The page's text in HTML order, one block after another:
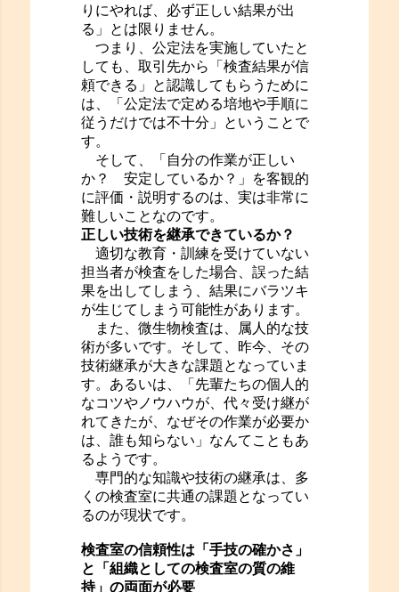
りにやれば、必ず正しい結果が出
る」とは限りません。
つまり、公定法を実施していたと
しても、取引先から「検査結果が信
頼できる」と認識してもらうために
は、「公定法で定める培地や手順に
従うだけでは不十分」ということで
す。
そして、「自分の作業が正しい
か？ 安定しているか？」を客観的
に評価・説明するのは、実は非常に
難しいことなのです。
正しい技術を継承できているか？
適切な教育・訓練を受けていない
担当者が検査をした場合、誤った結
果を出してしまう、結果にバラツキ
が生じてしまう可能性があります。
また、微生物検査は、属人的な技
術が多いです。そして、昨今、その
技術継承が大きな課題となっていま
す。あるいは、「先輩たちの個人的
なコツやノウハウが、代々受け継が
れてきたが、なぜその作業が必要か
は、誰も知らない」なんてこともあ
るようです。
専門的な知識や技術の継承は、多
くの検査室に共通の課題となってい
るのが現状です。
検査室の信頼性は「手技の確かさ」
と「組織としての検査室の質の維
持」の両面が必要